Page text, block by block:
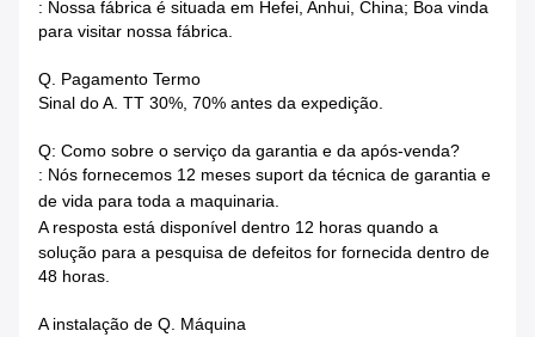
: Nossa fábrica é situada em Hefei, Anhui, China; Boa vinda
para visitar nossa fábrica.
Q. Pagamento Termo
Sinal do A. TT 30%, 70% antes da expedição.
Q: Como sobre o serviço da garantia e da após-venda?
: Nós fornecemos 12 meses suport da técnica de garantia e
de vida para toda a maquinaria.
A resposta está disponível dentro 12 horas quando a
solução para a pesquisa de defeitos for fornecida dentro de
48 horas.
A instalação de Q. Máquina